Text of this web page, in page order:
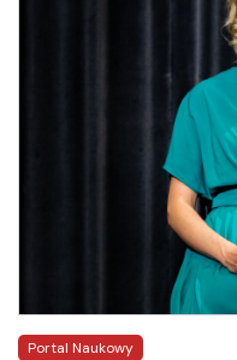
Portal Naukowy